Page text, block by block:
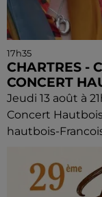
17h35
CHARTRES -
CONCERT
Jeudi 13 août à
Concert
hautbois-